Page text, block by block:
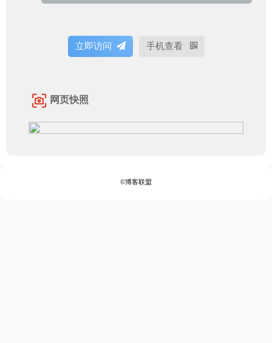
立即访问 手机查看
网页快照
©博客联盟